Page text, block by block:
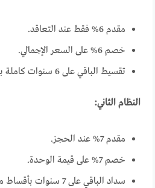
مقدم 6% فقط عند التعاقد.
خصم 6% على السعر الإجمالي.
تقسيط الباقي على 6 سنوات كاملة بدون فوائد.
النظام الثاني:
مقدم 7% عند الحجز.
خصم 7% على قيمة الوحدة.
سداد الباقي على 7 سنوات بأقساط متساوية.